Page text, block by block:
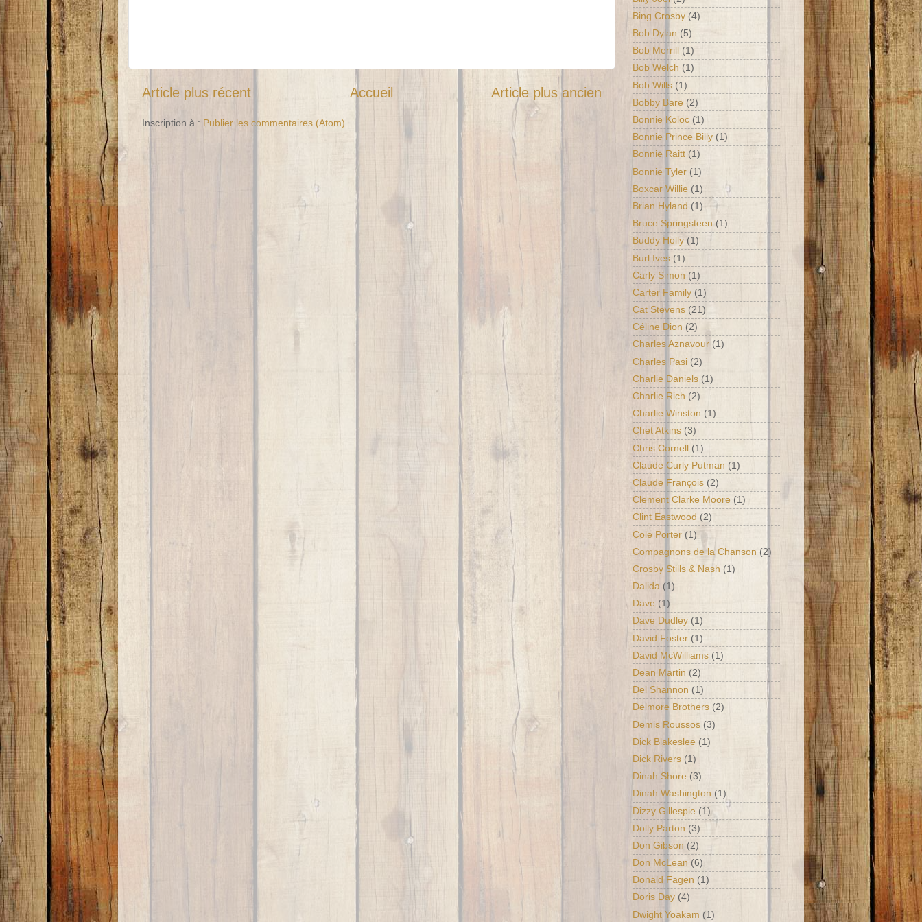
Article plus récent Article plus ancien
Accueil
Inscription à : Publier les commentaires (Atom)
Bing Crosby (4)
Bob Dylan (5)
Bob Merrill (1)
Bob Welch (1)
Bob Wills (1)
Bobby Bare (2)
Bonnie Koloc (1)
Bonnie Prince Billy (1)
Bonnie Raitt (1)
Bonnie Tyler (1)
Boxcar Willie (1)
Brian Hyland (1)
Bruce Springsteen (1)
Buddy Holly (1)
Burl Ives (1)
Carly Simon (1)
Carter Family (1)
Cat Stevens (21)
Céline Dion (2)
Charles Aznavour (1)
Charles Pasi (2)
Charlie Daniels (1)
Charlie Rich (2)
Charlie Winston (1)
Chet Atkins (3)
Chris Cornell (1)
Claude Curly Putman (1)
Claude François (2)
Clement Clarke Moore (1)
Clint Eastwood (2)
Cole Porter (1)
Compagnons de la Chanson (2)
Crosby Stills & Nash (1)
Dalida (1)
Dave (1)
Dave Dudley (1)
David Foster (1)
David McWilliams (1)
Dean Martin (2)
Del Shannon (1)
Delmore Brothers (2)
Demis Roussos (3)
Dick Blakeslee (1)
Dick Rivers (1)
Dinah Shore (3)
Dinah Washington (1)
Dizzy Gillespie (1)
Dolly Parton (3)
Don Gibson (2)
Don McLean (6)
Donald Fagen (1)
Doris Day (4)
Dwight Yoakam (1)